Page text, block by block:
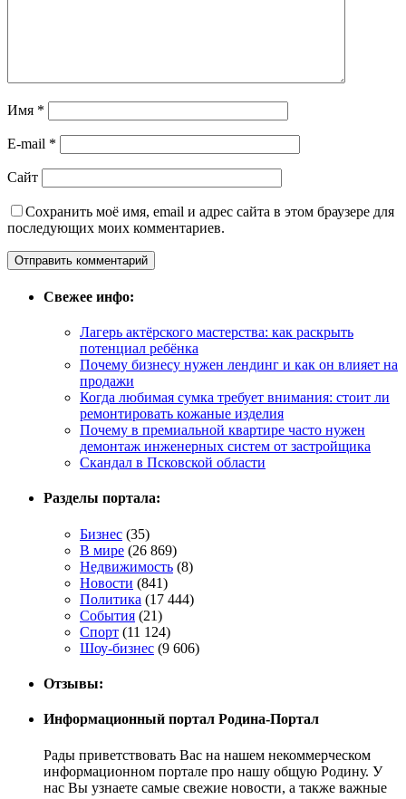
Имя *
E-mail *
Сайт
Сохранить моё имя, email и адрес сайта в этом браузере для
последующих моих комментариев.
Свежее инфо:
Лагерь актёрского мастерства: как раскрыть
потенциал ребёнка
Почему бизнесу нужен лендинг и как он влияет на
продажи
Когда любимая сумка требует внимания: стоит ли
ремонтировать кожаные изделия
Почему в премиальной квартире часто нужен
демонтаж инженерных систем от застройщика
Скандал в Псковской области
Разделы портала:
Бизнес (35)
В мире (26 869)
Недвижимость (8)
Новости (841)
Политика (17 444)
События (21)
Спорт (11 124)
Шоу-бизнес (9 606)
Отзывы:
Информационный портал Родина-Портал
Рады приветствовать Вас на нашем некоммерческом
информационном портале про нашу общую Родину. У
нас Вы узнаете самые свежие новости, а также важные